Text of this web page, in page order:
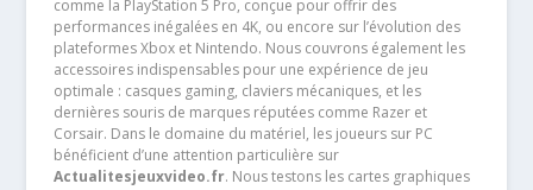
comme la PlayStation 5 Pro, conçue pour offrir des
performances inégalées en 4K, ou encore sur l’évolution des
plateformes Xbox et Nintendo. Nous couvrons également les
accessoires indispensables pour une expérience de jeu
optimale : casques gaming, claviers mécaniques, et les
dernières souris de marques réputées comme Razer et
Corsair. Dans le domaine du matériel, les joueurs sur PC
bénéficient d’une attention particulière sur
Actualitesjeuxvideo.fr. Nous testons les cartes graphiques